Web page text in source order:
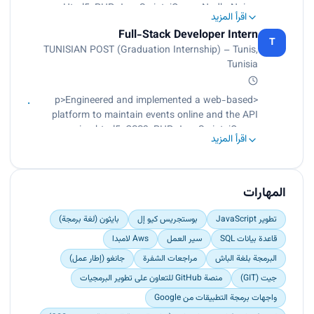
Html5, PHP, JavaScript, jQuery, Nodb, Nginx,
Bootstrap, Photoshop, and Linux.<br>
Analyzed, diagnosed UI/UX of 3 clients websites,
and elaborated reports for optimization.</p>
اقرأ المزيد
T
Full-Stack Developer Intern
TUNISIAN POST (Graduation Internship) – Tunis,
Tunisia
<p>Engineered and implemented a web-based
platform to maintain events online and the API
using html5, CSS3, PHP, JavaScript, jQuery,
MySQL, Apache, Linux, Bootstrap, Photoshop,
Designed database structure and wireframes for
a platform with API to manage events online.</p>
اقرأ المزيد
المهارات
تطوير JavaScript بوستجريس كيو إل
بايثون (لغة برمجة)
قاعدة بيانات SQL
سير العمل
Aws لامبدا
البرمجة بلغة الباش
مراجعات الشفرة
جانغو (إطار عمل)
جيت (GIT)
منصة GitHub للتعاون على تطوير البرمجيات
واجهات برمجة التطبيقات من Google